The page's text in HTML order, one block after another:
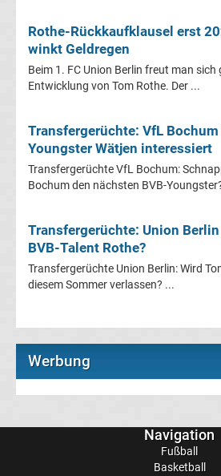
Transfergerüchte
Borussia
Transfergerüchte
FC
Transfergerüchte
Dresden
Transfergerüchte
Rothe-Rückkaufklausel erst
winkt Geldregen
Beim 1. FC Union Berlin freut man
Entwicklung von Tom Rothe. Der ...
Transfergerüchte: VfL Bochum
Youngster Wätjen interessiert
Transfergerüchte VfL Bochum:
Bochum den nächsten BVB-
Transfergerüchte: Union
BVB-Talent Rothe?
Transfergerüchte Union Berlin: Wird
diesem Sommer verlassen? ...
Werbung
Navigation
Fußball
Basketball